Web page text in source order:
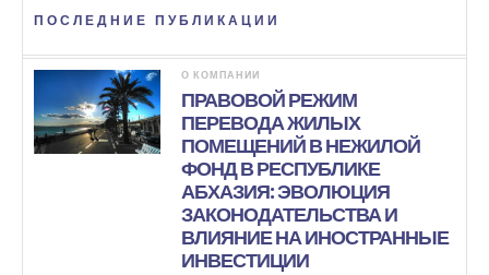
ПОСЛЕДНИЕ ПУБЛИКАЦИИ
О КОМПАНИИ
ПРАВОВОЙ РЕЖИМ
ПЕРЕВОДА ЖИЛЫХ
ПОМЕЩЕНИЙ В НЕЖИЛОЙ
ФОНД В РЕСПУБЛИКЕ
АБХАЗИЯ: ЭВОЛЮЦИЯ
ЗАКОНОДАТЕЛЬСТВА И
ВЛИЯНИЕ НА ИНОСТРАННЫЕ
ИНВЕСТИЦИИ